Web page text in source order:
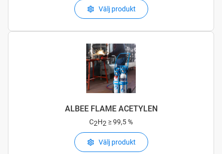
Välj produkt
ALBEE FLAME ACETYLEN
C2H2 ≥ 99,5 %
Välj produkt